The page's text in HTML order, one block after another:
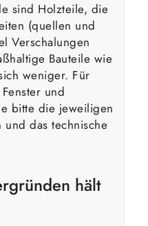
sind Holzteile, die
(quellen und
Verschalungen
Bauteile wie
weniger. Für
und
bitte die jeweiligen
das technische
hält